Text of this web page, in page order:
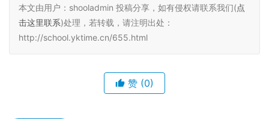
本文由用户：shooladmin 投稿分享，如有侵权请联系我们(点
击这里联系)处理，若转载，请注明出处：
http://school.yktime.cn/655.html
赞 (0)